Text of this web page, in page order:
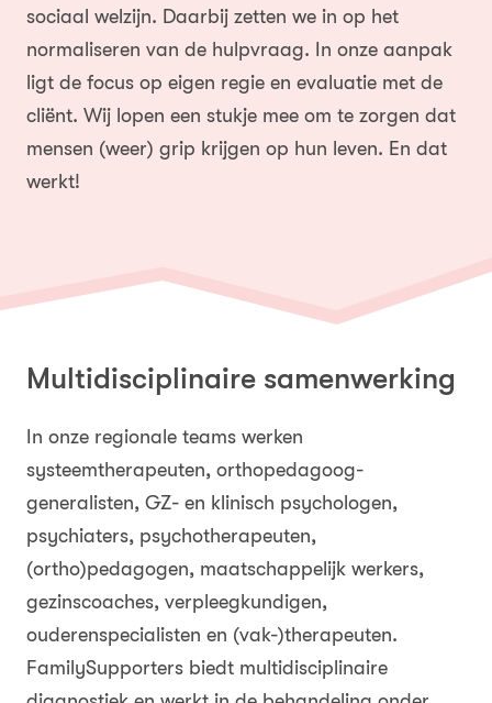
sociaal welzijn. Daarbij zetten we in op het
normaliseren van de hulpvraag. In onze aanpak
ligt de focus op eigen regie en evaluatie met de
cliënt. Wij lopen een stukje mee om te zorgen dat
mensen (weer) grip krijgen op hun leven. En dat
werkt!
Multidisciplinaire samenwerking
In onze regionale teams werken
systeemtherapeuten, orthopedagoog-
generalisten, GZ- en klinisch psychologen,
psychiaters, psychotherapeuten,
(ortho)pedagogen, maatschappelijk werkers,
gezinscoaches, verpleegkundigen,
ouderenspecialisten en (vak-)therapeuten.
FamilySupporters biedt multidisciplinaire